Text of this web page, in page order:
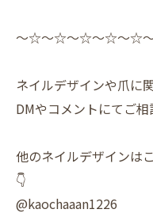
〜☆〜☆〜☆〜☆〜☆
ネイルデザインや爪に
DMやコメントにてご
他のネイルデザインは
👇
@kaochaaan1226